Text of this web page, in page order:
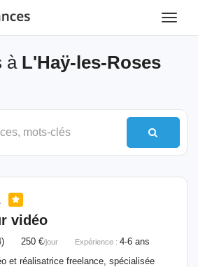
Toggle
à L'Haÿ-les-Roses
vidéo
250 €/jour Expérience : 4-6 ans
et réalisatrice freelance, spécialisée